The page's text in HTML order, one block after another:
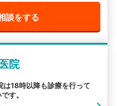
談をする
院
は18時以降も診療を行って
す。